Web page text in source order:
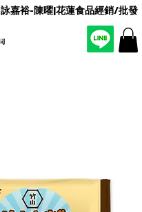
詠嘉裕-陳曜|花蓮食品經銷/批發